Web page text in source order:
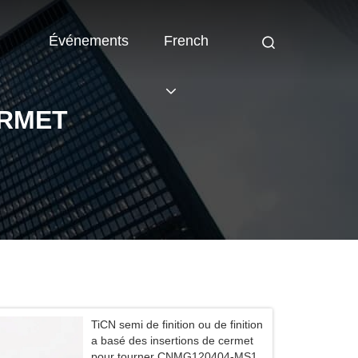
Événements French
TiCN semi de finition ou de finition
a basé des insertions de cermet